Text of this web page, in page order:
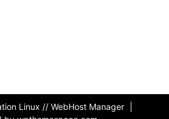
Linux // WebHost Manager